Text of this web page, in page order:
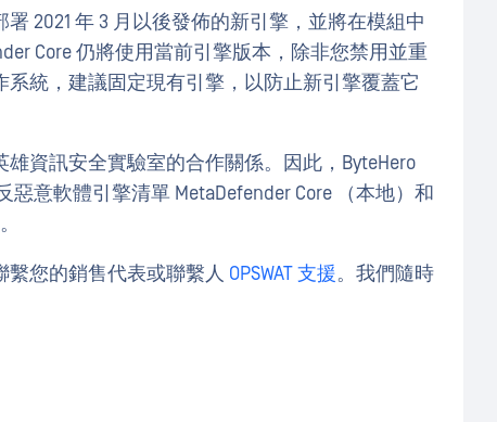
2021 年 3 月以後發佈的新引擎，並將在模組中
Core 仍將使用當前引擎版本，除非您禁用並重
統，建議固定現有引擎，以防止新引擎覆蓋它
資訊安全實驗室的合作關係。因此，ByteHero
惡意軟體引擎清單 MetaDefender Core （本地）和
繫您的銷售代表或聯繫人 OPSWAT 支援。我們隨時